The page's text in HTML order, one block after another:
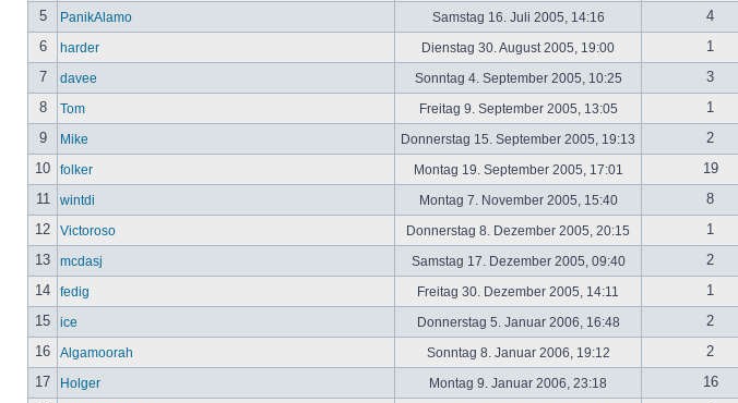
5
PanikAlamo Samstag 16. Juli 2005, 14:16
4
6
harder Dienstag 30. August 2005, 19:00
1
7
davee Sonntag 4. September 2005, 10:25
3
8
Tom Freitag 9. September 2005, 13:05
1
9
Mike Donnerstag 15. September 2005, 19:13
2
10
folker Montag 19. September 2005, 17:01
19
11
wintdi Montag 7. November 2005, 15:40
8
12
Victoroso Donnerstag 8. Dezember 2005, 20:15
1
13
mcdasj Samstag 17. Dezember 2005, 09:40
2
14
fedig Freitag 30. Dezember 2005, 14:11
1
15
ice Donnerstag 5. Januar 2006, 16:48
2
16
Algamoorah Sonntag 8. Januar 2006, 19:12
2
17
Holger Montag 9. Januar 2006, 23:18
16